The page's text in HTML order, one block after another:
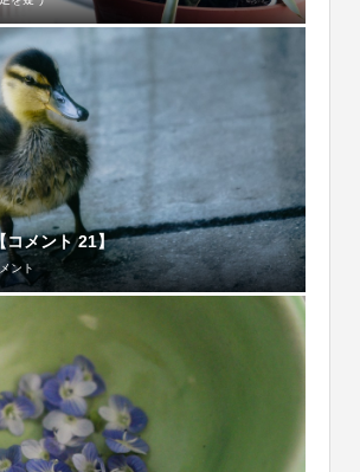
コメント 21】
ント